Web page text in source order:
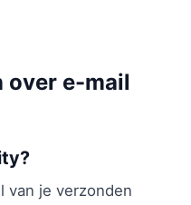
over e-mail
van je verzonden